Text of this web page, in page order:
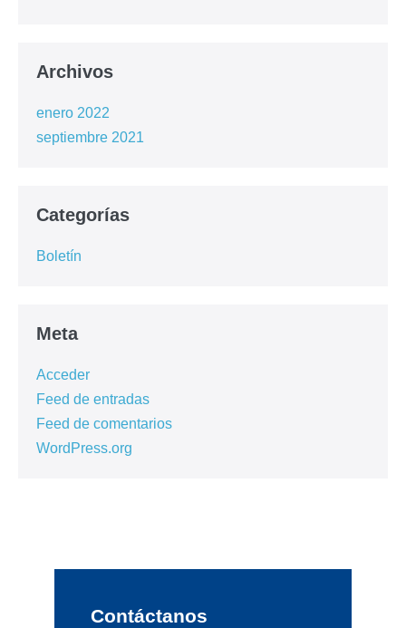
Archivos
enero 2022
septiembre 2021
Categorías
Boletín
Meta
Acceder
Feed de entradas
Feed de comentarios
WordPress.org
Contáctanos